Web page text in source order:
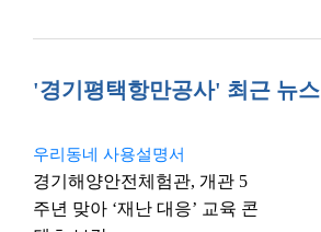
'경기평택항만공사' 최근 뉴스
우리동네 사용설명서
경기해양안전체험관, 개관 5
주년 맞아 ‘재난 대응’ 교육 콘